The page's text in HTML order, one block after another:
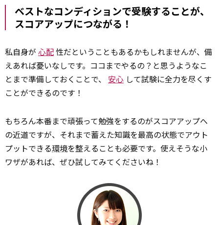
ベストなコンディションで受験することが、
スコアアップにつながる！
私自身が 心配性だということもあるかもしれませんが、備
えあれば憂いなしです。ココまでやるの？と思うようなこ
とまで準備しておくことで、 安心 して試験に全力を尽くす
ことができるのです！
もちろん本番まで頑張って勉強をするのがスコアアップへ
の近道ですが、それまで蓄えた知識を最高の状態でアウト
プットできる環境を整えることも必要です。使えそうな小
ワザがあれば、ぜひ試してみてくださいね！